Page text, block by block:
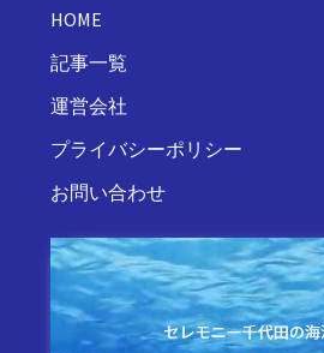
HOME
記事一覧
運営会社
プライバシーポリシー
お問い合わせ